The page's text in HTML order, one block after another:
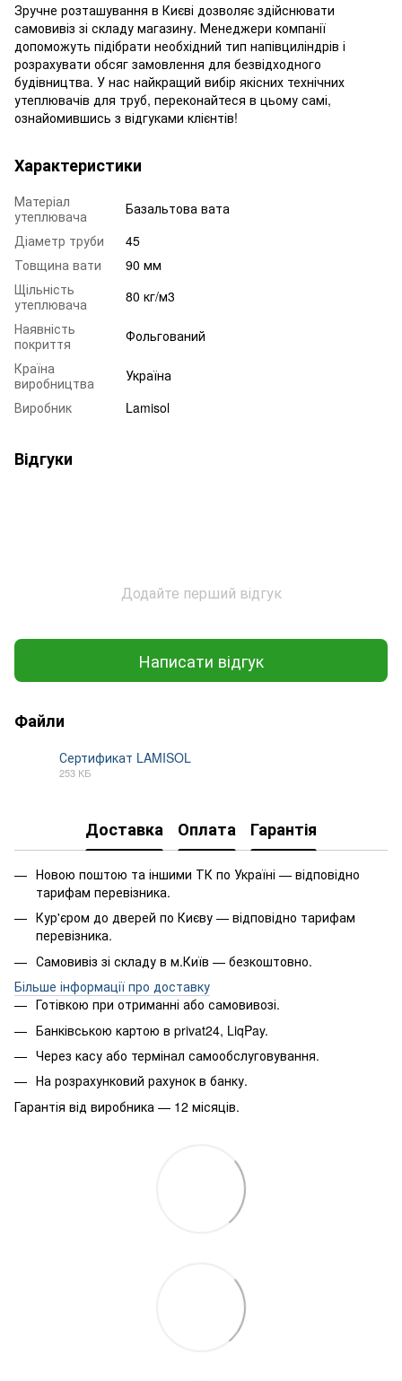
Зручне розташування в Києві дозволяє здійснювати
самовивіз зі складу магазину. Менеджери компанії
допоможуть підібрати необхідний тип напівциліндрів і
розрахувати обсяг замовлення для безвідходного
будівництва. У нас найкращий вибір якісних технічних
утеплювачів для труб, переконайтеся в цьому самі,
ознайомившись з відгуками клієнтів!
Характеристики
Матеріал
утеплювача
Базальтова вата
Діаметр труби
45
Товщина вати
90 мм
Щільність
утеплювача
80 кг/м3
Наявність
покриття
Фольгований
Країна
виробництва
Україна
Виробник
Lamisol
Відгуки
Додайте перший відгук
Написати відгук
Файли
Сертификат LAMISOL
253 КБ
Доставка Оплата Гарантія
Новою поштою та іншими ТК по Україні — відповідно
тарифам перевізника.
Кур'єром до дверей по Києву — відповідно тарифам
перевізника.
Самовивіз зі складу в м.Київ — безкоштовно.
Більше інформації про доставку
Готівкою при отриманні або самовивозі.
Банківською картою в privat24, LiqPay.
Через касу або термінал самообслуговування.
На розрахунковий рахунок в банку.
Гарантія від виробника — 12 місяців.